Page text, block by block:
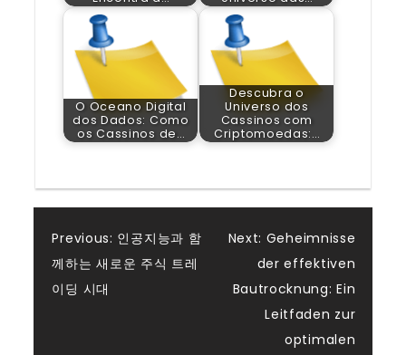
O Oceano Digital
dos Dados: Como
os Cassinos de…
Descubra o
Universo dos
Cassinos com
Criptomoedas:…
Post
navigation
Previous: 인공지능과 함
께하는 새로운 주식 트레
이딩 시대
Next: Geheimnisse
der effektiven
Bautrocknung: Ein
Leitfaden zur
optimalen